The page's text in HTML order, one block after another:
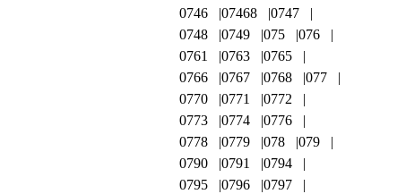
0746
07468
0747
0748
0749 075
076
0761
0763
0765
0766
0767 0768
077
0770
0771
0772
0773
0774
0776
0778
0779 078
079
0790
0791
0794
0795
0796
0797